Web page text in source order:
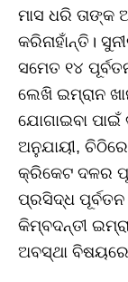
ମାସ ଧରି ତାଙ୍କ
କରିନାହାଁନ୍ତି।
ସମେତ ୧୪
ଲେଖି ଇମ୍ରାନ
ଯୋଗାଇବା
ଅନୁଯାୟୀ,
କ୍ରିକେଟ ଦଳର
ପ୍ରସିଦ୍ଧ
କିମ୍ବଦନ୍ତୀ
ଅବସ୍ଥା ବିଷୟରେ